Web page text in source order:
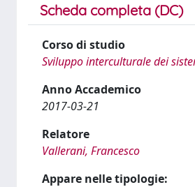
Scheda completa (DC)
Corso di studio
Sviluppo interculturale dei
Anno Accademico
2017-03-21
Relatore
Vallerani, Francesco
Appare nelle tipologie: